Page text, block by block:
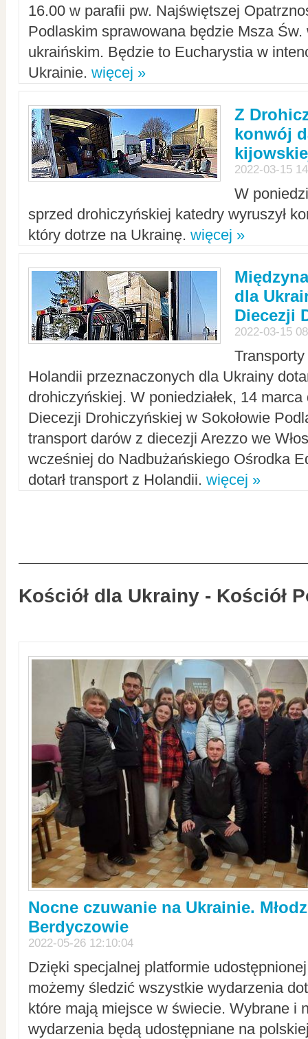
16.00 w parafii pw. Najświętszej
Podlaskim sprawowana będzie Msza Św.
ukraińskim. Będzie to Eucharystia w
Ukrainie. więcej »
Z
konwój
2022-03-15
W
sprzed drohiczyńskiej katedry wyruszył
który dotrze na Ukrainę. więcej »
dla
Diecezji
2022-03-15
Holandii przeznaczonych dla Ukrainy
drohiczyńskiej. W poniedziałek, 14
Diecezji Drohiczyńskiej w Sokołowie
transport darów z diecezji Arezzo we
wcześniej do Nadbużańskiego Ośrodka
dotarł transport z Holandii. więcej »
Kościół dla Ukrainy - Kościół
Nocne czuwanie na Ukrainie.
Berdyczowie
2022-05-26 12:10:04
Dzięki specjalnej platformie
możemy śledzić wszystkie wydarzenia
które mają miejsce w świecie. Wybrane i
wydarzenia będą udostępniane na